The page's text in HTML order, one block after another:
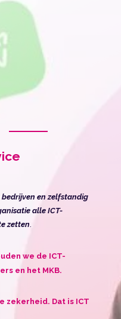
bedrijven en zelfstandig
alle ICT-
zetten.
we de ICT-
en het MKB.
zekerheid. Dat is ICT